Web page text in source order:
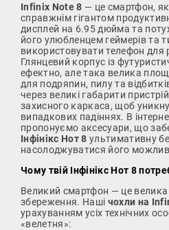
Infinix Note 8 — це смартфон,
справжнім гігантом
дисплей на 6.95 дюйма та
його улюбленцем геймерів та
використовувати телефон для
Глянцевий корпус із
ефектно, але така велика
для подряпин, пилу та
через великі габарити
захисного каркаса, щоб
випадкових падіннях. В
пропонуємо аксесуари, що
Інфінікс Нот 8 ультимативну
насолоджуватися його
Чому твій Інфінікс Нот 8
Великий смартфон — це велика
збереження. Наші чохли на
урахуванням усіх технічних
«велетня»: